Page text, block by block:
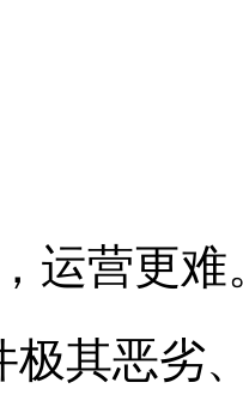
营更难
极其恶劣